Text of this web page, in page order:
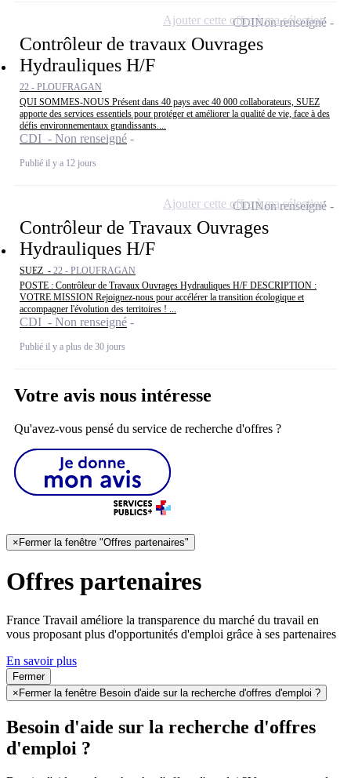
Contrôleur de travaux Ouvrages
Hydrauliques H/F
22 - PLOUFRAGAN
QUI SOMMES-NOUS Présent dans 40 pays avec 40 000 collaborateurs, SUEZ
apporte des services essentiels pour protéger et améliorer la qualité de vie, face à des
défis environnementaux grandissants....
CDI - Non renseigné
Publié il y a 12 jours
CDINon renseigné
Ajouter cette offre à ma sélection
Contrôleur de Travaux Ouvrages
Hydrauliques H/F
SUEZ - 22 - PLOUFRAGAN
POSTE : Contrôleur de Travaux Ouvrages Hydrauliques H/F DESCRIPTION :
VOTRE MISSION Rejoignez-nous pour accélérer la transition écologique et
accompagner l'évolution des territoires ! ...
CDI - Non renseigné
Publié il y a plus de 30 jours
CDINon renseigné
Ajouter cette offre à ma sélection
Votre avis nous intéresse
Qu'avez-vous pensé du service de recherche d'offres ?
× Fermer la fenêtre "Offres partenaires"
Offres partenaires
France Travail améliore la transparence du marché du travail en
vous proposant plus d'opportunités d'emploi grâce à ses partenaires
En savoir plus
Fermer
× Fermer la fenêtre Besoin d'aide sur la recherche d'offres d'emploi ?
Besoin d'aide sur la recherche d'offres
d'emploi ?